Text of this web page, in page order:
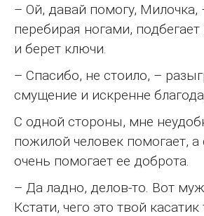
– Ой, давай помогу, Милочка,
перебирая ногами,
и берет ключи.
– Спасибо, не стоило, –
смущение и искренне
С одной стороны, мне
пожилой человек помогает, а
очень помогает ее доброта.
– Да ладно, делов-то. Вот
Кстати, чего это твой касатик